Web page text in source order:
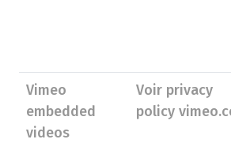
Vimeo
embedded
videos
Voir privacy
policy